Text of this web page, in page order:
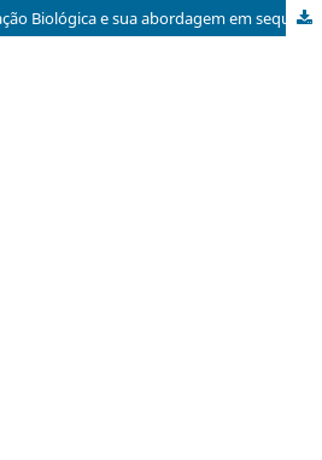
O conceito de Alfabetização Biológica e sua abordagem em sequências didáticas: revisão sistemática de literatura das publicações brasileiras em Língua Portuguesa (2000-2022)